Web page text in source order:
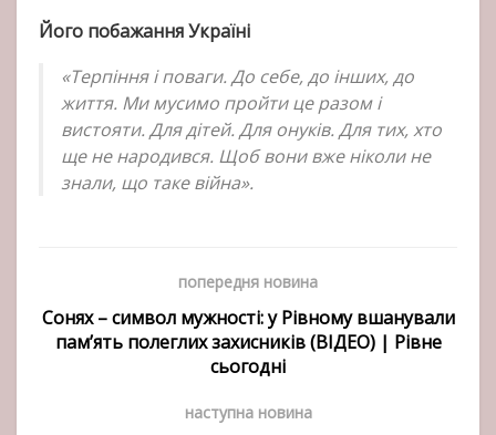
Його побажання Україні
«Терпіння і поваги. До себе, до інших, до
життя. Ми мусимо пройти це разом і
вистояти. Для дітей. Для онуків. Для тих, хто
ще не народився. Щоб вони вже ніколи не
знали, що таке війна».
попередня новина
Сонях – символ мужності: у Рівному вшанували
пам’ять полеглих захисників (ВІДЕО) | Рівне
сьогодні
наступна новина